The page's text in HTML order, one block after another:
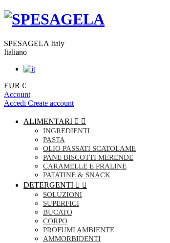
SPESAGELA Italy
Italiano
EUR €
Account
Accedi Create account
ALIMENTARI  
INGREDIENTI
PASTA
OLIO PASSATI SCATOLAME
PANE BISCOTTI MERENDE
CARAMELLE E PRALINE
PATATINE & SNACK
DETERGENTI  
SOLUZIONI
SUPERFICI
BUCATO
CORPO
PROFUMI AMBIENTE
AMMORBIDENTI